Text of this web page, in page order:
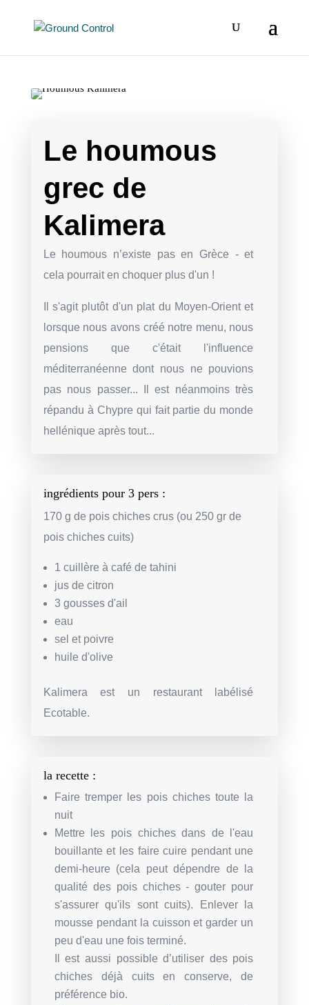
Le houmous
grec de
Kalimera
Le houmous n’existe pas en Grèce - et
cela pourrait en choquer plus d'un !
Il s'agit plutôt d'un plat du Moyen-Orient et
lorsque nous avons créé notre menu, nous
pensions que c'était l'influence
méditerranéenne dont nous ne pouvions
pas nous passer... Il est néanmoins très
répandu à Chypre qui fait partie du monde
hellénique après tout...
ingrédients pour 3 pers:
170 g de pois chiches crus (ou 250 gr de
pois chiches cuits)
1 cuillère à café de tahini
jus de citron
3 gousses d'ail
eau
sel et poivre
huile d'olive
Kalimera est un restaurant labélisé
Ecotable.
la recette :
Faire tremper les pois chiches toute la
nuit
Mettre les pois chiches dans de l'eau
bouillante et les faire cuire pendant une
demi-heure (cela peut dépendre de la
qualité des pois chiches - gouter pour
s'assurer qu'ils sont cuits). Enlever la
mousse pendant la cuisson et garder un
peu d'eau une fois terminé.
Il est aussi possible d’utiliser des pois
chiches déjà cuits en conserve, de
préférence bio.